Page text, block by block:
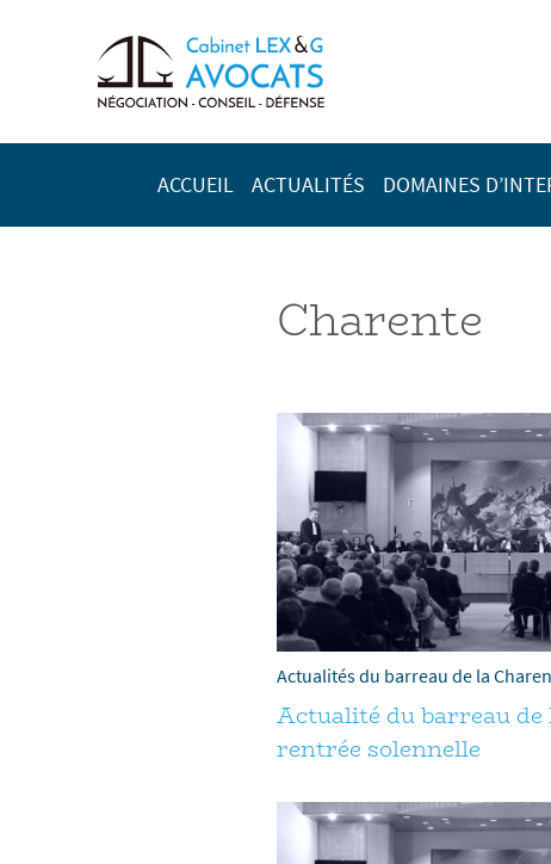
ACCUEIL ACTUALITÉS DOMAINES
Charente
Actualités du barreau de la
Actualité du barreau de
rentrée solennelle